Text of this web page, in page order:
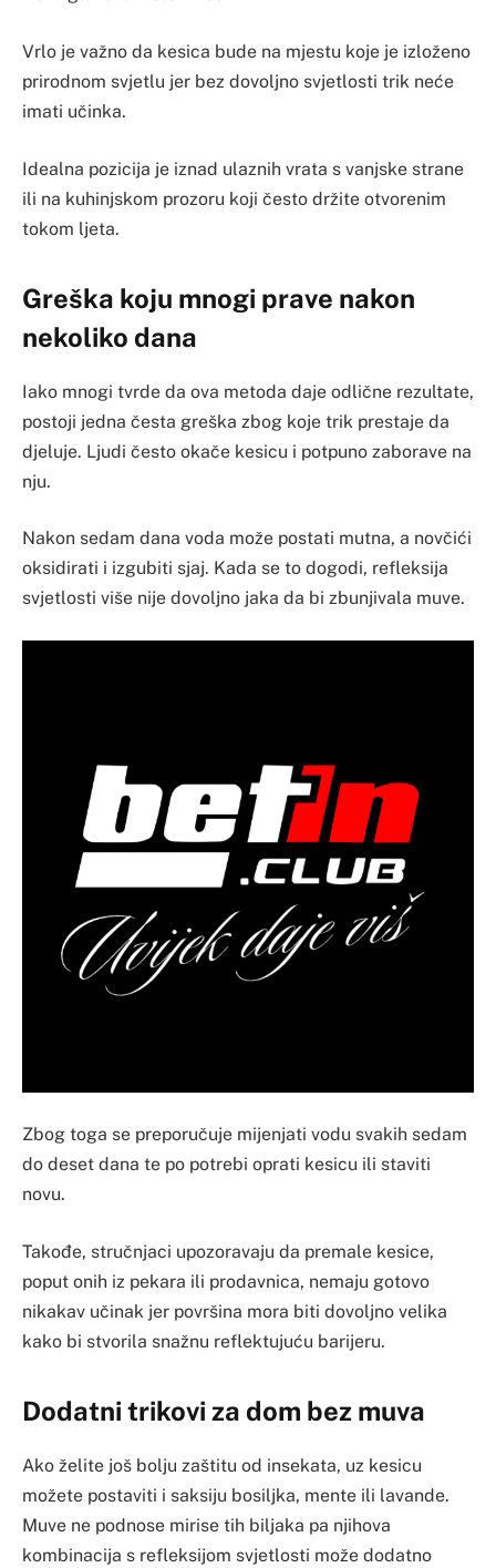
Vrlo je važno da kesica bude na mjestu koje je izloženo
prirodnom svjetlu jer bez dovoljno svjetlosti trik neće
imati učinka.
Idealna pozicija je iznad ulaznih vrata s vanjske strane
ili na kuhinjskom prozoru koji često držite otvorenim
tokom ljeta.
Greška koju mnogi prave nakon
nekoliko dana
Iako mnogi tvrde da ova metoda daje odlične rezultate,
postoji jedna česta greška zbog koje trik prestaje da
djeluje. Ljudi često okače kesicu i potpuno zaborave na
nju.
Nakon sedam dana voda može postati mutna, a novčići
oksidirati i izgubiti sjaj. Kada se to dogodi, refleksija
svjetlosti više nije dovoljno jaka da bi zbunjivala muve.
Zbog toga se preporučuje mijenjati vodu svakih sedam
do deset dana te po potrebi oprati kesicu ili staviti
novu.
Takođe, stručnjaci upozoravaju da premale kesice,
poput onih iz pekara ili prodavnica, nemaju gotovo
nikakav učinak jer površina mora biti dovoljno velika
kako bi stvorila snažnu reflektujuću barijeru.
Dodatni trikovi za dom bez muva
Ako želite još bolju zaštitu od insekata, uz kesicu
možete postaviti i saksiju bosiljka, mente ili lavande.
Muve ne podnose mirise tih biljaka pa njihova
kombinacija s refleksijom svjetlosti može dodatno